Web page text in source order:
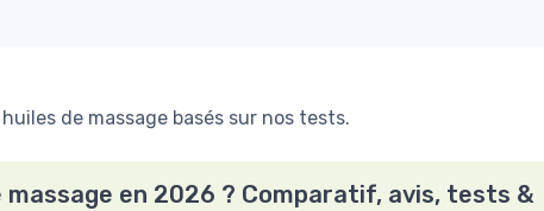
de massage basés sur nos tests.
massage en 2026 ? Comparatif, avis, tests &